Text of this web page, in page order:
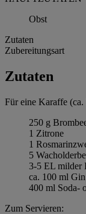
Obst
Zutaten
Zubereitungsart
Zutaten
Für eine Karaffe (ca.
250 g
1 Zitrone
1
5
3-5 EL milder
ca. 100 ml
400 ml Soda-
Zum Servieren: